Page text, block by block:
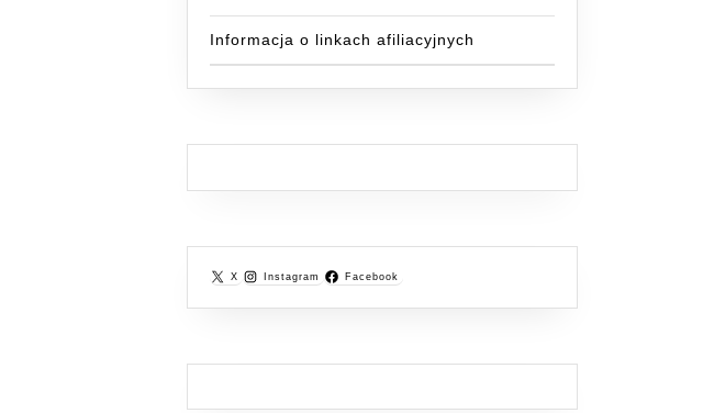
Informacja o linkach afiliacyjnych
X Instagram Facebook